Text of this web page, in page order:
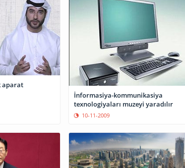
aparat
İnformasiya-kommunikasiya
texnologiyaları muzeyi yaradılır
10-11-2009